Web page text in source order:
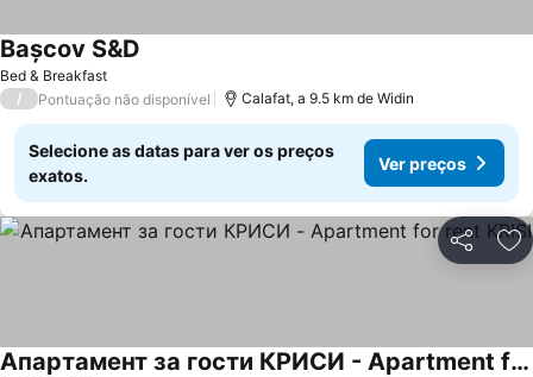
Bed & Breakfast
Bașcov S&D
/ Pontuação não disponível Calafat, a 9.5 km de Widin
Selecione as datas para ver os preços
exatos.
Ver preços
Partilhar
Апартамент за гости КРИСИ - Apartment for rent KRISI